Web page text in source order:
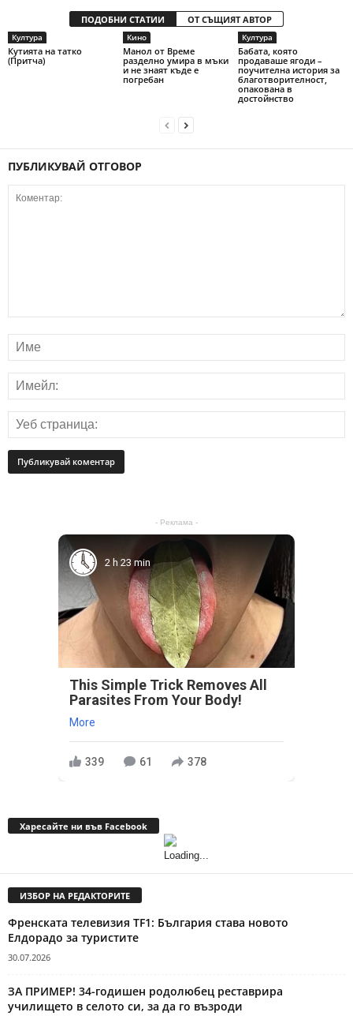
ПОДОБНИ СТАТИИ ОТ СЪЩИЯТ АВТОР
Култура
Кутията на татко
(Притча)
Кино
Манол от Време
разделно умира в мъки
и не знаят къде е
погребан
Култура
Бабата, която
продаваше ягоди –
поучителна история за
благотворителност,
опакована в
достойнство
ПУБЛИКУВАЙ ОТГОВОР
- Реклама -
2 h 23 min
This Simple Trick Removes All
Parasites From Your Body!
More
339 61 378
Харесайте ни във Facebook
ИЗБОР НА РЕДАКТОРИТЕ
Френската телевизия TF1: България става новото
Елдорадо за туристите
30.07.2026
ЗА ПРИМЕР! 34-годишен родолюбец реставрира
училището в селото си, за да го възроди